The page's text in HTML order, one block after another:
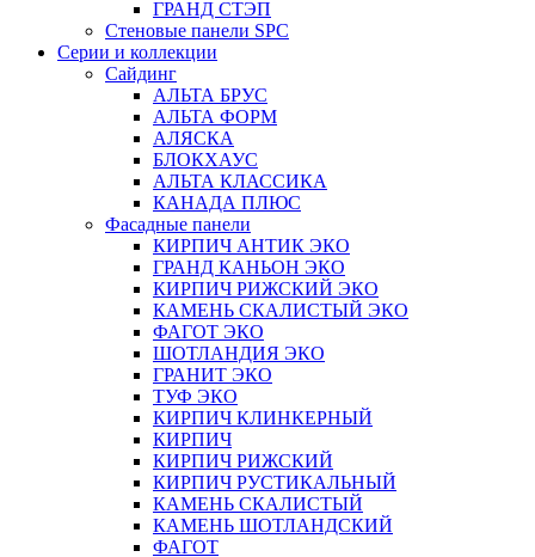
ГРАНД СТЭП
Стеновые панели SPC
Серии и коллекции
Сайдинг
АЛЬТА БРУС
АЛЬТА ФОРМ
АЛЯСКА
БЛОКХАУС
АЛЬТА КЛАССИКА
КАНАДА ПЛЮС
Фасадные панели
КИРПИЧ АНТИК ЭКО
ГРАНД КАНЬОН ЭКО
КИРПИЧ РИЖСКИЙ ЭКО
КАМЕНЬ СКАЛИСТЫЙ ЭКО
ФАГОТ ЭКО
ШОТЛАНДИЯ ЭКО
ГРАНИТ ЭКО
ТУФ ЭКО
КИРПИЧ КЛИНКЕРНЫЙ
КИРПИЧ
КИРПИЧ РИЖСКИЙ
КИРПИЧ РУСТИКАЛЬНЫЙ
КАМЕНЬ СКАЛИСТЫЙ
КАМЕНЬ ШОТЛАНДСКИЙ
ФАГОТ